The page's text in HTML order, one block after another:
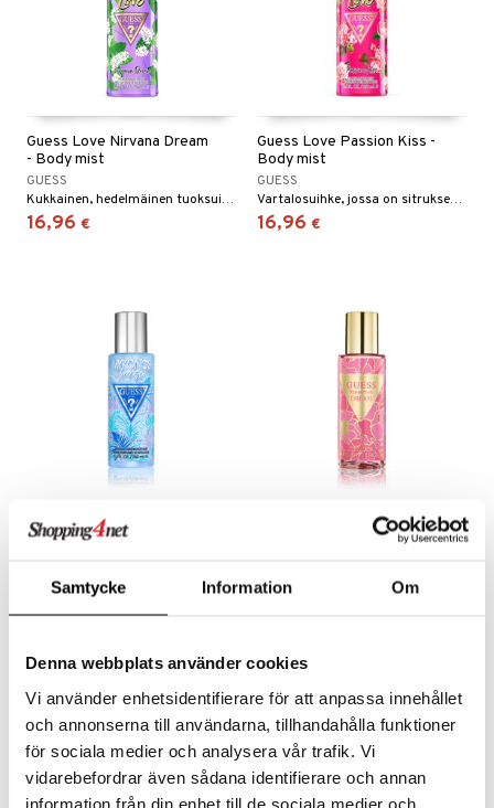
Samtycke Information Om
Denna webbplats använder cookies
Vi använder enhetsidentifierare för att anpassa innehållet
och annonserna till användarna, tillhandahålla funktioner
för sociala medier och analysera vår trafik. Vi
vidarebefordrar även sådana identifierare och annan
information från din enhet till de sociala medier och
Guess Love Nirvana Dream
- Body mist
GUESS
Kukkainen, hedelmäinen tuoksuinen vartalosuihke Guessilta.
16,96 €
Guess Love Passion Kiss -
Body mist
GUESS
Vartalosuihke, jossa on sitruksen, jasmiinin ja vaniljan tuoksu Guessilta.
16,96 €
Guess Mykonos Breeze
Guessin hohtava body mist päärynän, vesimelonin ja karamellin tuoksulla
16,96 €
Guess Seductive Dream -